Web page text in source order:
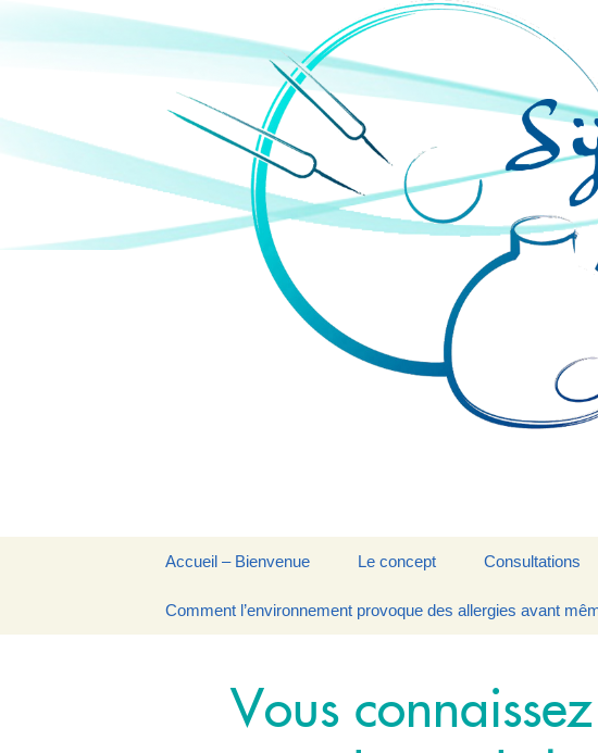
Accueil – Bienvenue
Fondatrice
Le concept
La Musicothérapie
La
Consultations
Déroulement
Comment l’environnement provoque des allergies avant
Vous